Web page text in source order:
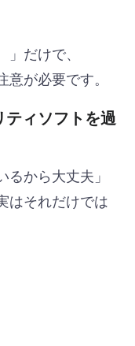
だけで、
が必要です。
ィソフトを過
るから大丈夫」
はそれだけでは